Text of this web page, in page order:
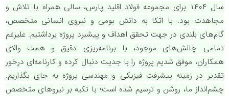
سال ۱۴۰۴ برای مجموعه فولاد اقلید پارس، سالی همراه با تلاش و
مجاهدت بود. با اتکا به دانش بومی و نیروی انسانی متخصص،
گام‌های بلندی در جهت تحقق اهداف و پیشبرد پروژه برداشتیم. علیرغم
تمامی چالش‌های موجود، با برنامه‌ریزی دقیق و همت والای
همکاران، موفق شدیم پروژه را با جدیت دنبال کرده و کارنامه‌ای درخور
تقدیر در زمینه پیشرفت فیزیکی و مهندسی پروژه به جای بگذاریم.
چشم‌انداز ما، روشن و ترسیم شده است؛ با تکیه بر نیروهای متخصص